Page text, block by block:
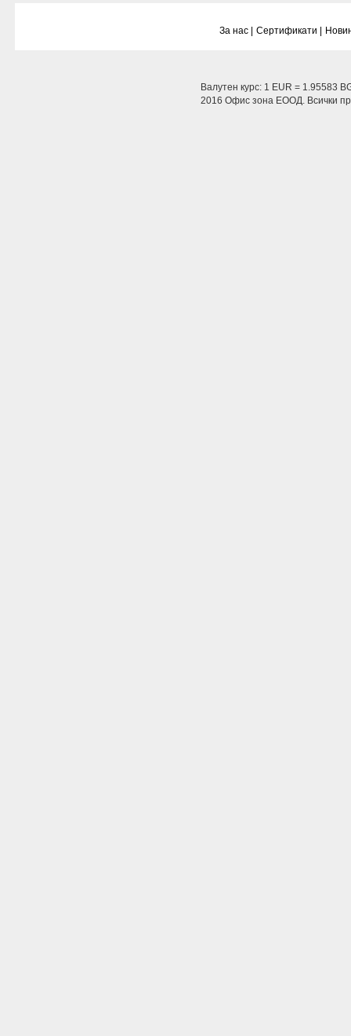
За нас | Сертификати |
Валутен курс: 1 EUR = 1.95583
2016 Офис зона ЕООД. Всички